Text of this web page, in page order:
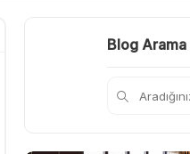
Blog Arama